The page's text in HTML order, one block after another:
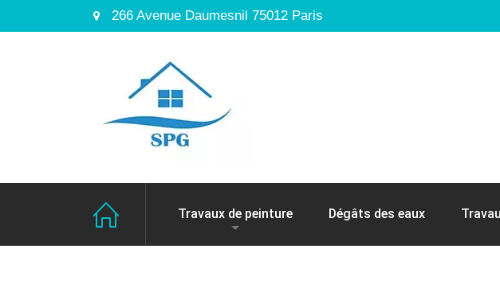
266 Avenue Daumesnil 75012 Paris
Travaux de peinture Dégâts des eaux